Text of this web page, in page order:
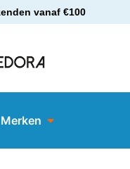
vanaf €100
Merken